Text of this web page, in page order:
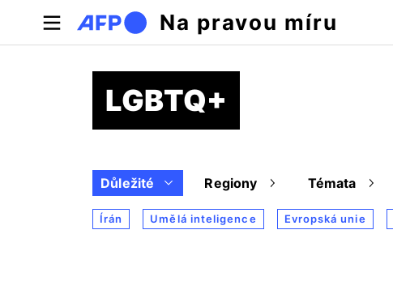
Přejít k hlavnímu obsahu
Na pravou míru
LGBTQ+
Důležité Regiony Témata
Írán Umělá inteligence Evropská unie